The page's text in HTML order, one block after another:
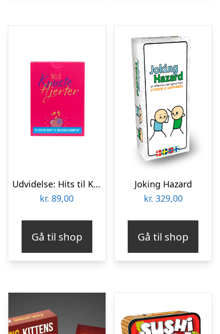
Udvidelse: Hits til Knuste Hjerter
kr. 89,00
Gå til shop
Joking Hazard
kr. 329,00
Gå til shop